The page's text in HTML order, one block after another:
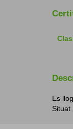
Es
Situat